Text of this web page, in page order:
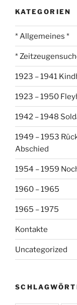
KATEGORIEN
* Allgemeines *
*
1923 – 1941
1923 – 1950
1942 – 1948
1949 – 1953
Abschied
1954 – 1959
1960 – 1965
1965 – 1975
Kontakte
Uncategorized